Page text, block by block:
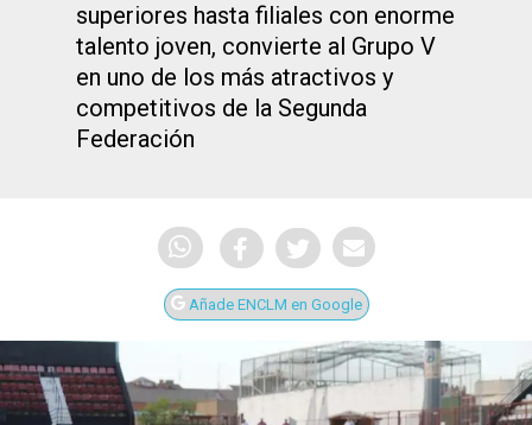
superiores hasta filiales con enorme
talento joven, convierte al Grupo V
en uno de los más atractivos y
competitivos de la Segunda
Federación
Añade ENCLM en Google